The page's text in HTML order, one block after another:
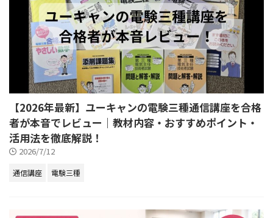
【2026年最新】ユーキャンの電験三種通信講座を合格
者が本音でレビュー｜教材内容・おすすめポイント・
活用法を徹底解説！
2026/7/12
通信講座 電験三種